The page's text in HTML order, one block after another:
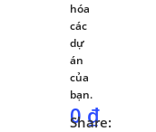
hóa
các
dự
án
của
bạn.
0₫
Share: